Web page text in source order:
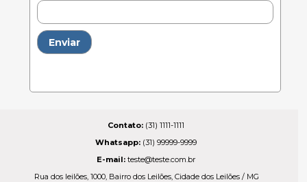
Contato:(31) 1111-1111
Whatsapp: (31) 99999-9999
E-mail: teste@teste.com.br
Rua dos leilões, 1000, Bairro dos Leilões, Cidade dos Leilões / MG